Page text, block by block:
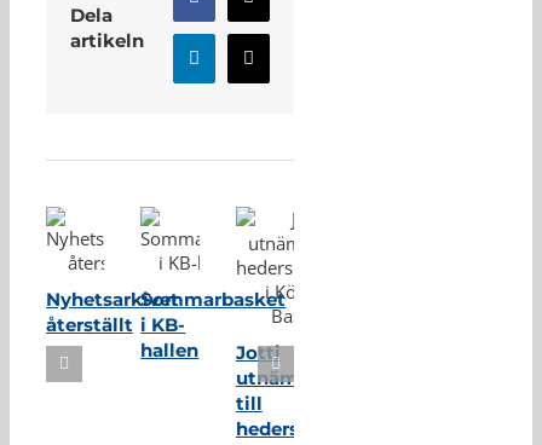
Dela
artikeln
LinkedInE-
post
Nyhetsarkivet
återställt
Sommarbasket
i KB-
hallen
Jotti
utnämnd
till
hedersmedlem